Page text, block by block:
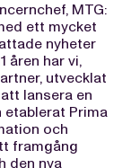
MTG:
ett mycket
nyheter
åren har vi,
utvecklat
lansera en
etablerat Prima
och
framgång
den nya